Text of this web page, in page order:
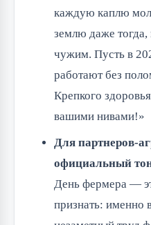
каждую каплю
землю даже тогда,
чужим. Пусть в
работают без
Крепкого
вашими нивами!»
Для партнеров-
официальный
День фермера —
признать: именно